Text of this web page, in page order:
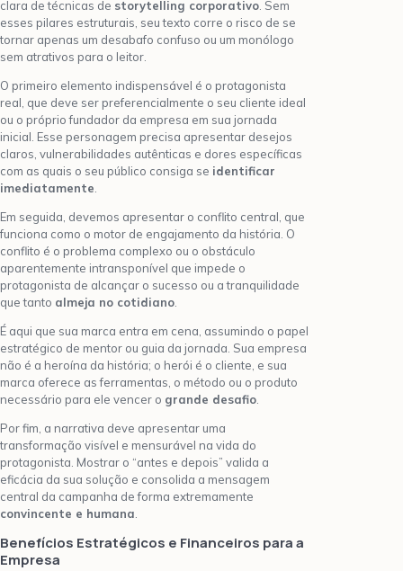
clara de técnicas de storytelling corporativo . Sem
esses pilares estruturais, seu texto corre o risco de se
tornar apenas um desabafo confuso ou um monólogo
sem atrativos para o leitor.
O primeiro elemento indispensável é o protagonista
real, que deve ser preferencialmente o seu cliente ideal
ou o próprio fundador da empresa em sua jornada
inicial. Esse personagem precisa apresentar desejos
claros, vulnerabilidades autênticas e dores específicas
com as quais o seu público consiga se identificar
imediatamente
Em seguida, devemos apresentar o conflito central, que
funciona como o motor de engajamento da história. O
conflito é o problema complexo ou o obstáculo
aparentemente intransponível que impede o
protagonista de alcançar o sucesso ou a tranquilidade
que tanto almeja no cotidiano
É aqui que sua marca entra em cena, assumindo o papel
estratégico de mentor ou guia da jornada. Sua empresa
não é a heroína da história; o herói é o cliente, e sua
marca oferece as ferramentas, o método ou o produto
necessário para ele vencer o grande desafio
Por fim, a narrativa deve apresentar uma
transformação visível e mensurável na vida do
protagonista. Mostrar o “antes e depois” valida a
eficácia da sua solução e consolida a mensagem
central da campanha de forma extremamente
convincente e humana
Benefícios Estratégicos e Financeiros para a
Empresa